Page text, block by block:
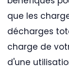
que les
décharges
charge de
d'une